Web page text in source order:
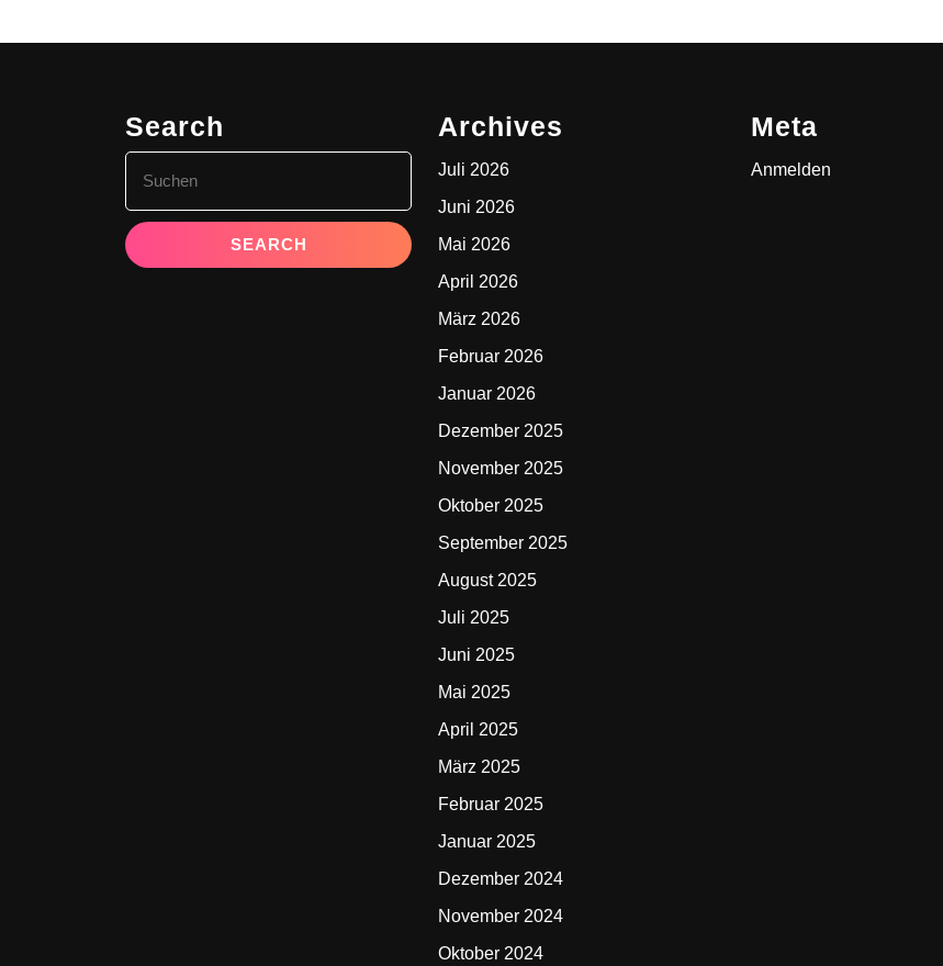
Search
for:
Archives
Juli 2026
Juni 2026
Mai 2026
April 2026
März 2026
Februar 2026
Januar 2026
Dezember 2025
November 2025
Oktober 2025
September 2025
August 2025
Juli 2025
Juni 2025
Mai 2025
April 2025
März 2025
Februar 2025
Januar 2025
Dezember 2024
November 2024
Oktober 2024
Meta
Anmelden